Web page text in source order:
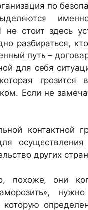
по
не стоит здесь
разбираться,
путь –
для себя
грозится
Если не
контактной
осуществления
других
похоже, они